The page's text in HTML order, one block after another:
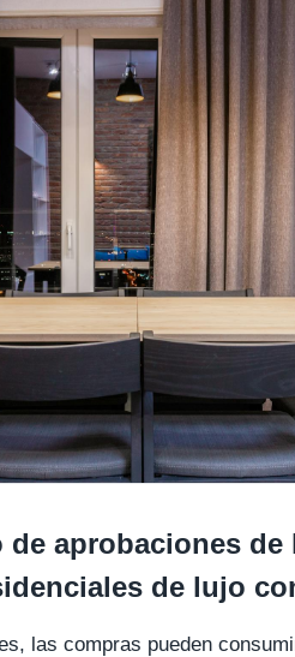
aprobaciones
de lujo
las compras pueden